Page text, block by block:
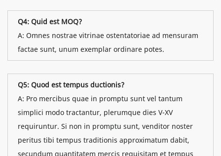
Q4: Quid est MOQ?
A: Omnes nostrae vitrinae ostentatoriae ad mensuram
factae sunt, unum exemplar ordinare potes.
Q5: Quod est tempus ductionis?
A: Pro mercibus quae in promptu sunt vel tantum
simplici modo tractantur, plerumque dies V-XV
requiruntur. Si non in promptu sunt, venditor noster
peritus tibi tempus traditionis approximatum dabit,
secundum quantitatem mercis requisitam et tempus